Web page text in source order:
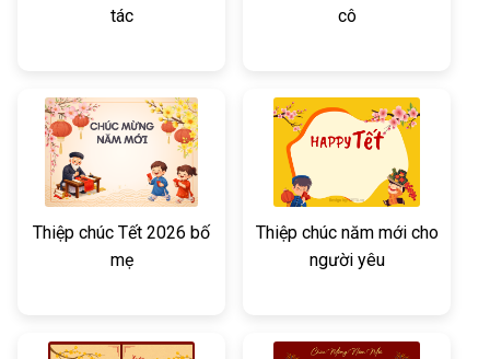
tác
cô
Thiệp chúc Tết 2026 bố
mẹ
Thiệp chúc năm mới cho
người yêu